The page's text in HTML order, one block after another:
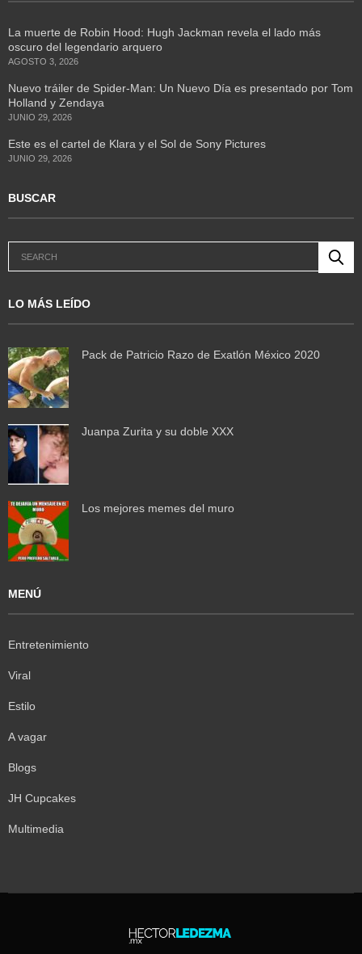
La muerte de Robin Hood: Hugh Jackman revela el lado más
oscuro del legendario arquero
AGOSTO 3, 2026
Nuevo tráiler de Spider-Man: Un Nuevo Día es presentado por Tom
Holland y Zendaya
JUNIO 29, 2026
Este es el cartel de Klara y el Sol de Sony Pictures
JUNIO 29, 2026
BUSCAR
LO MÁS LEÍDO
Pack de Patricio Razo de Exatlón México 2020
Juanpa Zurita y su doble XXX
Los mejores memes del muro
MENÚ
Entretenimiento
Viral
Estilo
A vagar
Blogs
JH Cupcakes
Multimedia